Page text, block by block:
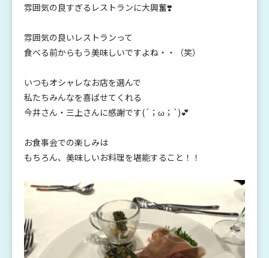
雰囲気の良すぎるレストランに大興奮❣️
雰囲気の良いレストランって
食べる前からもう美味しいですよね・・（笑）
いつもオシャレなお店を選んで
私たちみんなを喜ばせてくれる
今井さん・三上さんに感謝です(´；ω；`)💕
お食事会での楽しみは
もちろん、美味しいお料理を堪能すること！！